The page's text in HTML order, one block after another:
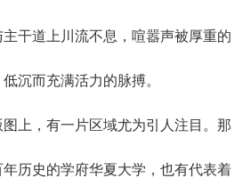
干道上川流不息，喧嚣声被厚重的
沉而充满活力的脉搏。
，有一片区域尤为引人注目。那
历史的学府华夏大学，也有代表着